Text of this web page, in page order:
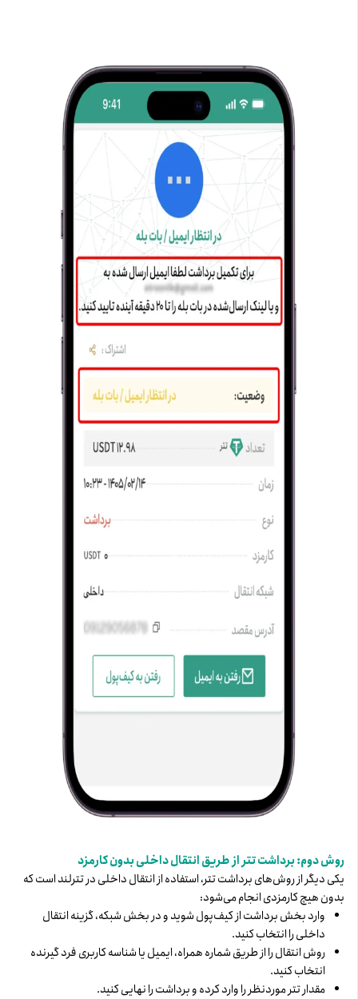
روش دوم: برداشت تتر از طریق انتقال داخلی بدون کارمزد
یکی دیگر از روش‌های برداشت تتر، استفاده از انتقال داخلی در تترلند است که
بدون هیچ کارمزدی انجام می‌شود:
وارد بخش برداشت از کیف‌پول شوید و در بخش شبکه، گزینه انتقال
داخلی را انتخاب کنید.
روش انتقال را از طریق شماره همراه، ایمیل یا شناسه کاربری فرد گیرنده
انتخاب کنید.
مقدار تتر موردنظر را وارد کرده و برداشت را نهایی کنید.